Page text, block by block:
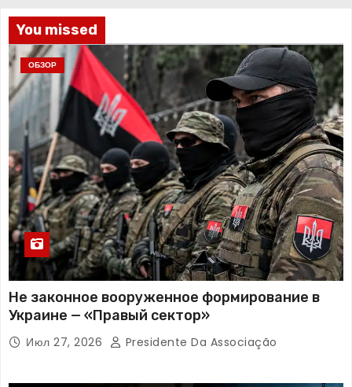
You missed
ОБЗОР
Не законное вооруженное формирование в
Украине — «Правый сектор»
Июл 27, 2026 Presidente Da Associação